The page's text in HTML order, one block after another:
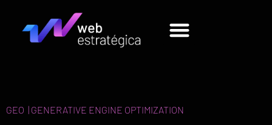
GEO | GENERATIVE ENGINE OPTIMIZATION